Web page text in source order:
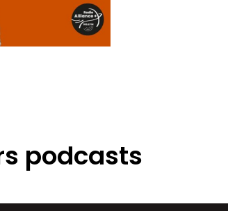
podcasts